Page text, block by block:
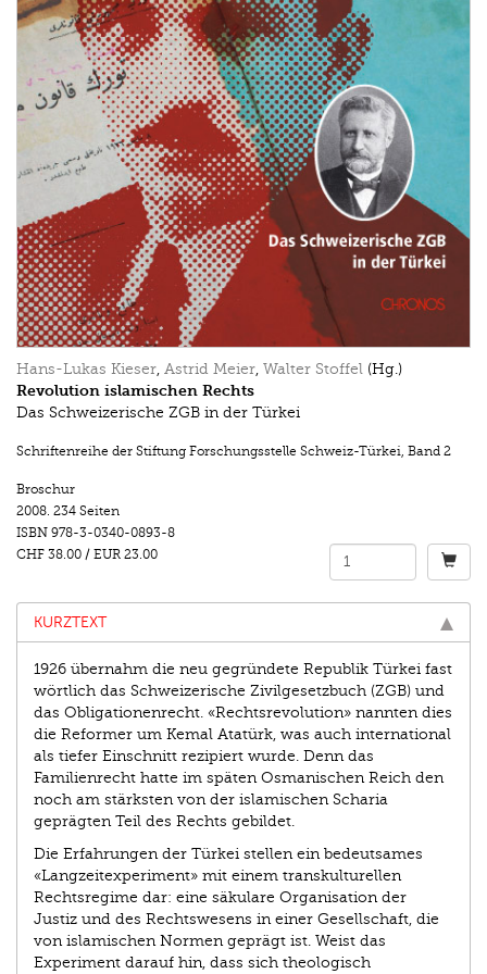
Hans-Lukas Kieser Astrid Meier Walter Stoffel (Hg.)
Revolution islamischen Rechts
Das Schweizerische ZGB in der Türkei
Schriftenreihe der Stiftung Forschungsstelle Schweiz-Türkei, Band 2
Broschur
2008. 234 Seiten
ISBN 978-3-0340-0893-8
CHF 38.00 / EUR 23.00
KURZTEXT
1926 übernahm die neu gegründete Republik Türkei fast
wörtlich das Schweizerische Zivilgesetzbuch (ZGB) und
das Obligationenrecht. «Rechtsrevolution» nannten dies
die Reformer um Kemal Atatürk, was auch international
als tiefer Einschnitt rezipiert wurde. Denn das
Familienrecht hatte im späten Osmanischen Reich den
noch am stärksten von der islamischen Scharia
geprägten Teil des Rechts gebildet.
Die Erfahrungen der Türkei stellen ein bedeutsames
«Langzeitexperiment» mit einem transkulturellen
Rechtsregime dar: eine säkulare Organisation der
Justiz und des Rechtswesens in einer Gesellschaft, die
von islamischen Normen geprägt ist. Weist das
Experiment darauf hin, dass sich theologisch